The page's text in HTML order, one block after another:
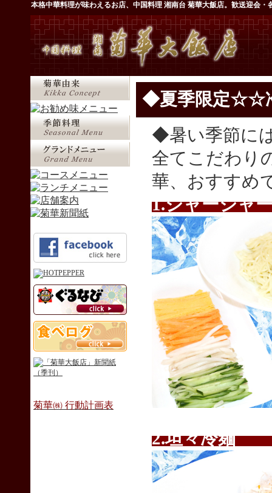
本格中華料理が味わえるお店、中国料理 湘南台 菊華大飯店。歓送迎会・
菊華㈱ 行動計画表
◆夏季限定☆☆
◆暑い季節に
全てこだわり
華、おすすめ
1.ジャージ
2.坦々